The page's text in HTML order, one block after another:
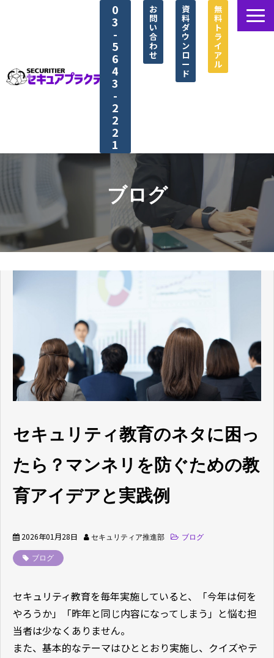
0
3
-
5
6
4
3
-
2
2
2
1
お
問
い
合
わ
せ
資
料
ダ
ウ
ン
ロ
ー
ド
無
料
ト
ラ
イ
ア
ル
セキュアプラクティス®とは
選ばれる理由
シナリオ紹介
導入事例
資料ダウンロード一覧
ブログ
よくあるご質問
ブログ
セキュリティ教育のネタに困っ
たら？マンネリを防ぐための教
育アイデアと実践例
2026年01月28日 セキュリティア推進部 ブログ
ブログ
セキュリティ教育を毎年実施していると、「今年は何を
やろうか」「昨年と同じ内容になってしまう」と悩む担
当者は少なくありません。
また、基本的なテーマはひととおり実施し、クイズやテ